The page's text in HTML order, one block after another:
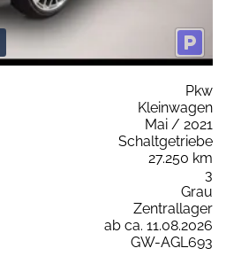
Pkw
Kleinwagen
Mai / 2021
Schaltgetriebe
27.250 km
3
Grau
Zentrallager
ab ca. 11.08.2026
GW-AGL693